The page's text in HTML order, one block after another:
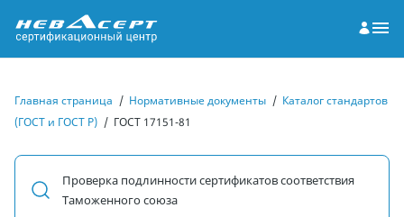
Главная страница / Нормативные документы / Каталог стандартов
(ГОСТ и ГОСТ Р) / ГОСТ 17151-81
Проверка подлинности сертификатов соответствия
Таможенного союза